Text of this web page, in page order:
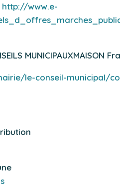
http://www.e-
MUNICIPAUXMAISON
le-conseil-municipal/